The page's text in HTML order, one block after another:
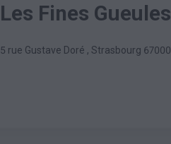
Les Fines Gueules
5 rue Gustave Doré , Strasbourg 67000